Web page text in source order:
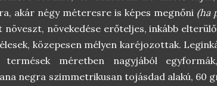
akár négy méteresre is képes megnőni (ha
növekedése erőteljes, inkább
közepesen mélyen karéjozottak.
méretben nagyjából
negra szimmetrikusan tojásdad alakú, 60